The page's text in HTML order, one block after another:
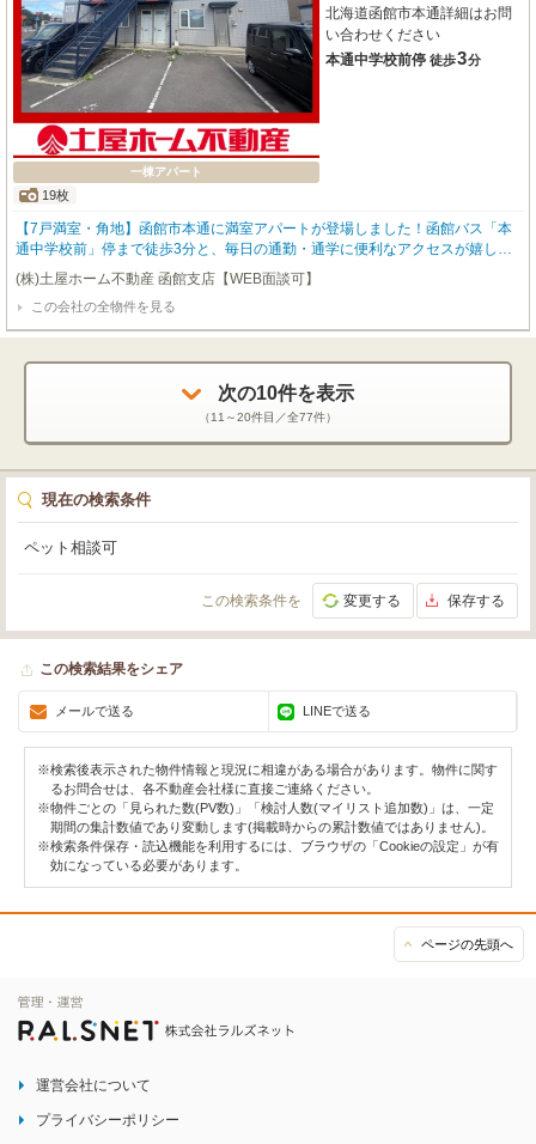
一棟アパート
19枚
北海道函館市本通詳細はお問
い合わせください
本通中学校前停 徒歩3分
【7戸満室・角地】函館市本通に満室アパートが登場しました！函館バス「本
通中学校前」停まで徒歩3分と、毎日の通勤・通学に便利なアクセスが嬉しい
ポイントです。徒歩圏内には函館大谷短期大学があり、さらに本通中学校、保
育園は徒歩2分圏内、コンビニやスーパーも徒歩4分～8分と、継続した入居需
要が見込まれる立地となっております。道道100号「産業道路」へのアクセス
も良好な角地ですので、土地そのものの魅力・価値も見逃せません。全7戸の1
で快適なプライベート空間を確保。8台分の駐車場を完備し、現況3台は貸出中
です。現況年間収入331.2万円、表面利回り11.46%と、将来を見据えた資産形
成におすすめです。この機会に、ぜひ一度現地でこの立地と物件の魅力をご体
(株)土屋ホーム不動産 函館支店【WEB面談可】
この会社の全物件を見る
次の10件を表示
（11～20件目／全77件）
現在の検索条件
ペット相談可
この検索条件を 変更する 保存する
この検索結果をシェア
メールで送る LINEで送る
※検索後表示された物件情報と現況に相違がある場合があります。物件に関す
るお問合せは、各不動産会社様に直接ご連絡ください。
※物件ごとの「見られた数(PV数)」「検討人数(マイリスト追加数)」は、一定
期間の集計数値であり変動します(掲載時からの累計数値ではありません)。
※検索条件保存・読込機能を利用するには、ブラウザの「Cookieの設定」が有
効になっている必要があります。
ページの先頭へ
運営会社について
プライバシーポリシー